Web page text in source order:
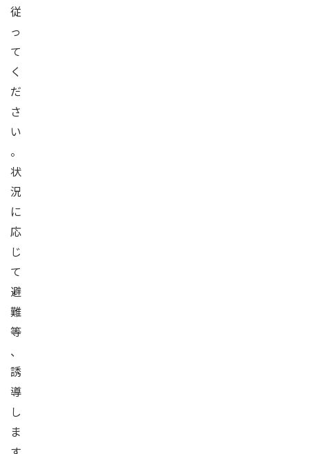
従
っ
て
く
だ
さ
い
。
状
況
に
応
じ
て
避
難
等
、
誘
導
し
ま